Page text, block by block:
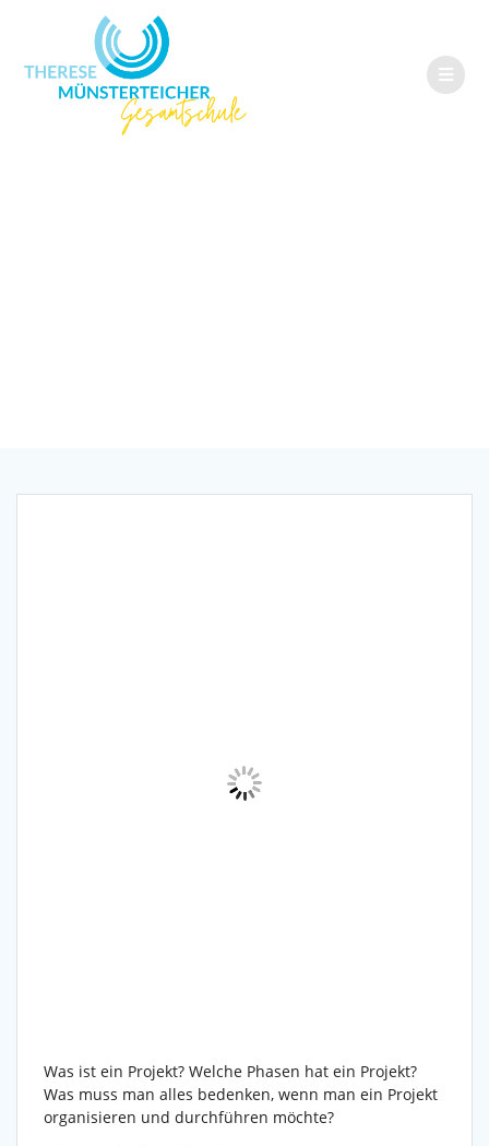
Was ist ein Projekt? Welche Phasen hat ein Projekt?
Was muss man alles bedenken, wenn man ein Projekt
organisieren und durchführen möchte?